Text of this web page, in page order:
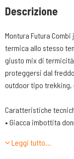
Descrizione
Montura Futura
termica allo stesso
giusto mix di
proteggersi dal
outdoor tipo trekking,
Caratteristiche
• Giacca imbottita
• Foderato in tessuto
Leggi tutto…